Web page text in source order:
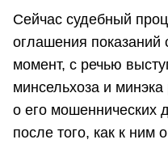
Сейчас судебный
оглашения
момент, с речью
минсельхоза и
о его мошеннических
после того, как к ним